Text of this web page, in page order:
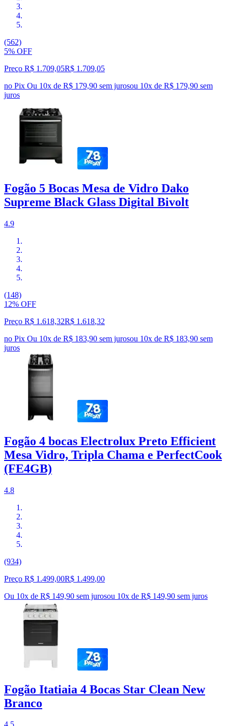
(562)
5% OFF
Preço R$ 1.709,05R$ 1.709,05
no Pix Ou 10x de R$ 179,90 sem jurosou 10x de R$ 179,90 sem
juros
Fogão 5 Bocas Mesa de Vidro Dako
Supreme Black Glass Digital Bivolt
4.9
(148)
12% OFF
Preço R$ 1.618,32R$ 1.618,32
no Pix Ou 10x de R$ 183,90 sem jurosou 10x de R$ 183,90 sem
juros
Fogão 4 bocas Electrolux Preto Efficient
Mesa Vidro, Tripla Chama e PerfectCook
(FE4GB)
4.8
(934)
Preço R$ 1.499,00R$ 1.499,00
Ou 10x de R$ 149,90 sem jurosou 10x de R$ 149,90 sem juros
Fogão Itatiaia 4 Bocas Star Clean New
Branco